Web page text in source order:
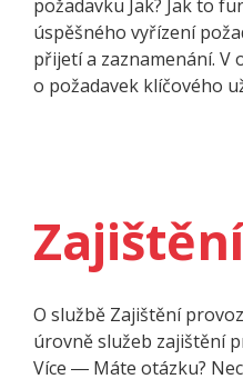
požadavku Jak? Jak to
úspěšného vyřízení
přijetí a zaznamenání. V
o požadavek klíčového
O službě Zajištění
úrovně služeb zajištění
Více ― Máte otázku?